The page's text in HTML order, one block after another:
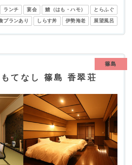
ランチ 宴会 鱧（はも・ハモ） とらふぐ
プランあり しらす丼 伊勢海老 展望風呂
てなし 篠島 香翠荘
篠島